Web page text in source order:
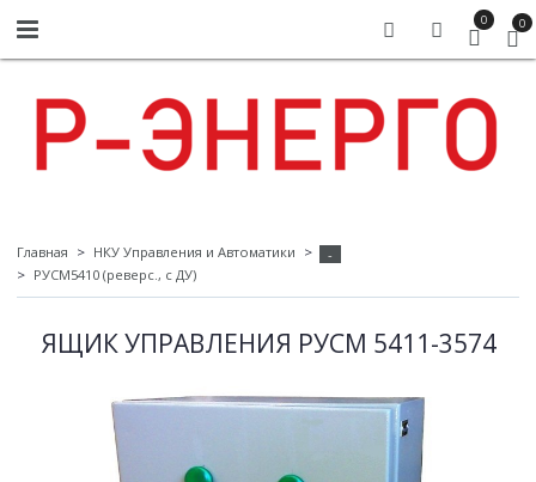
0 0
Главная НКУ Управления и Автоматики
-
РУСМ5410 (реверс., с ДУ)
ЯЩИК УПРАВЛЕНИЯ РУСМ 5411-3574